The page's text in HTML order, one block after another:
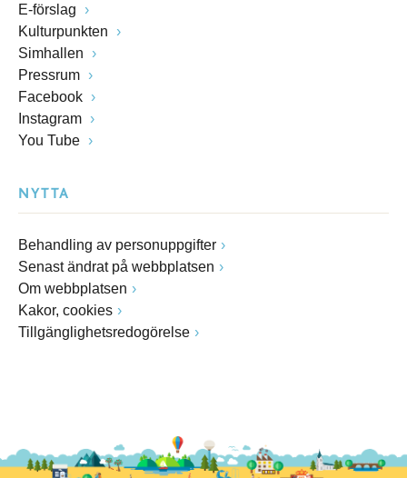
E-förslag
Kulturpunkten
Simhallen
Pressrum
Facebook
Instagram
You Tube
NYTTA
Behandling av personuppgifter
Senast ändrat på webbplatsen
Om webbplatsen
Kakor, cookies
Tillgänglighetsredogörelse